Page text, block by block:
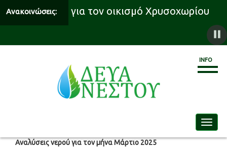
Ανακοινώσεις: για τον οικισμό Χρυσοχωρίου
INFO
Αναλύσεις νερού για τον μήνα Μάρτιο 2025